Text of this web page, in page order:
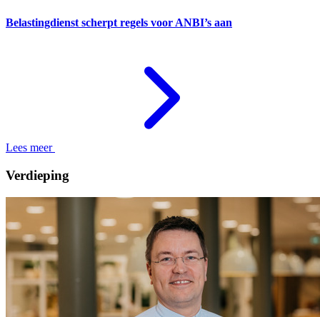
Belastingdienst scherpt regels voor ANBI’s aan
Lees meer
Verdieping